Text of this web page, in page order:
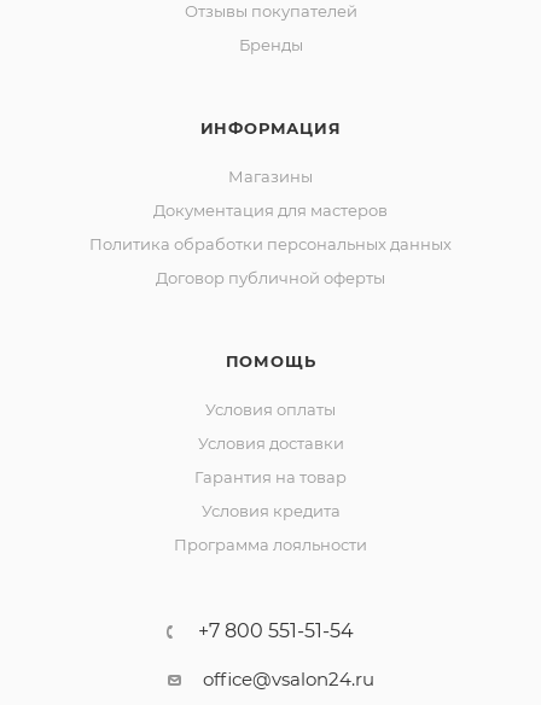
Отзывы покупателей
Бренды
ИНФОРМАЦИЯ
Магазины
Документация для мастеров
Политика обработки персональных данных
Договор публичной оферты
ПОМОЩЬ
Условия оплаты
Условия доставки
Гарантия на товар
Условия кредита
Программа лояльности
+7 800 551-51-54
office@vsalon24.ru